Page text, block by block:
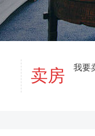
卖房 我要